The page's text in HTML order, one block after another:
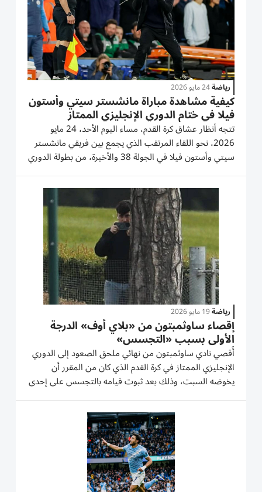
رياضة24 مايو 2026
كيفية مشاهدة مباراة مانشستر سيتي وأستون
فيلا في ختام الدوري الإنجليزي الممتاز
تتجه أنظار عشاق كرة القدم، مساء اليوم الأحد، 24 مايو
2026، نحو اللقاء المرتقب الذي يجمع بين فريقي مانشستر
سيتي وأستون فيلا في الجولة 38 والأخيرة، من بطولة الدوري
الإنجليزي الممتاز. تأتي هذه المواجهة بعد حدث مهم لكل
فريق، حيث أعلن بيب جوارديولا رحيله عن تدريب مانشستر
رياضة19 مايو 2026
إقصاء ساوثمبتون من «بلاي أوف» الدرجة
الأولى بسبب «التجسس»
أُقصي نادي ساوثمبتون من نهائي ملحق الصعود إلى الدوري
الإنجليزي الممتاز في كرة القدم الذي كان من المقرر أن
يخوضه السبت، وذلك بعد ثبوت قيامه بالتجسس على إحدى
حصص تدريب فريق ميدلزبره خصمه في الدرجة الأولى الذي
كان قد تغلّب عليه في نصف النهائي، وفق ما أعلنته رابطة